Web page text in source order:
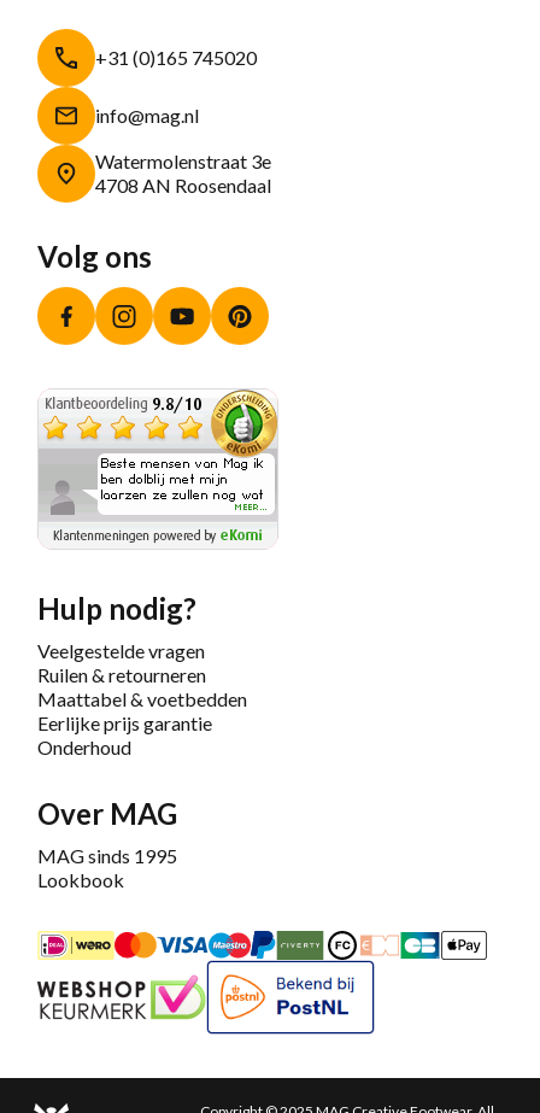
+31 (0)165 745020
info@mag.nl
Watermolenstraat 3e
4708 AN Roosendaal
Volg ons
FacebookInstagramYouTube
Hulp nodig?
Veelgestelde vragen
Ruilen & retourneren
Maattabel & voetbedden
Eerlijke prijs garantie
Onderhoud
Over MAG
MAG sinds 1995
Lookbook
iDEALMastercardBancontact
Maestro
PayPalRiverty/Afterpay
FashionCheque
Overboeking
CarteApple
Keurmerk